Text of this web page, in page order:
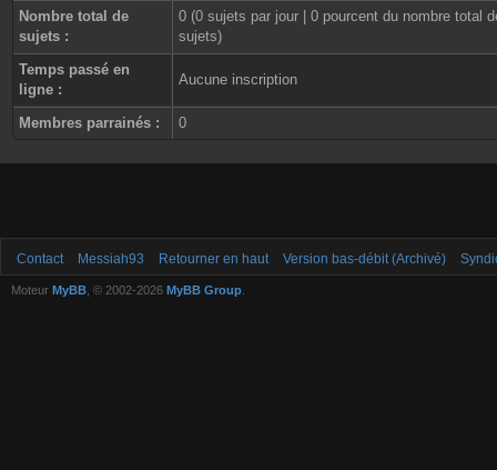
Nombre total de
sujets :
0 (0 sujets par jour | 0 pourcent du nombre total
sujets)
Temps passé en
ligne :
Aucune inscription
Membres parrainés : 0
Contact Messiah93 Retourner en haut Version bas-débit (Archivé)
Moteur MyBB , © 2002-2026 MyBB Group